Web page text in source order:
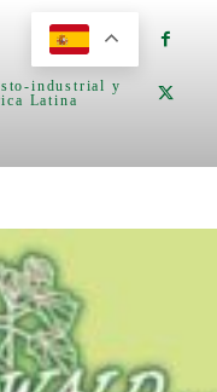
industrial y
Latina